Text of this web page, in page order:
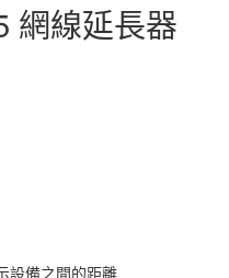
網線延長器
設備之間的距離